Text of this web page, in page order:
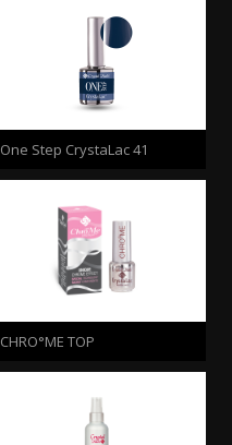
One Step CrystaLac 41
CHRO°ME TOP